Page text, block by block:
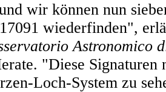
wir können nun
wiederfinden",
Astronomico
"Diese Signaturen
Loch-System zu